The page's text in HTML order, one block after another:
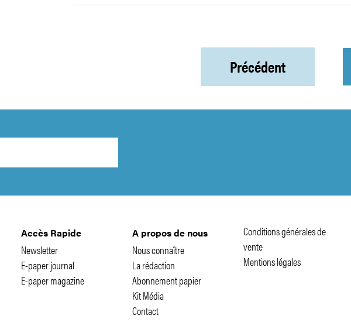
Précédent
Accès Rapide
Newsletter
E-paper journal
E-paper magazine
A propos de nous
Nous connaître
La rédaction
Abonnement papier
Kit Média
Contact
Conditions générales de
vente
Mentions légales